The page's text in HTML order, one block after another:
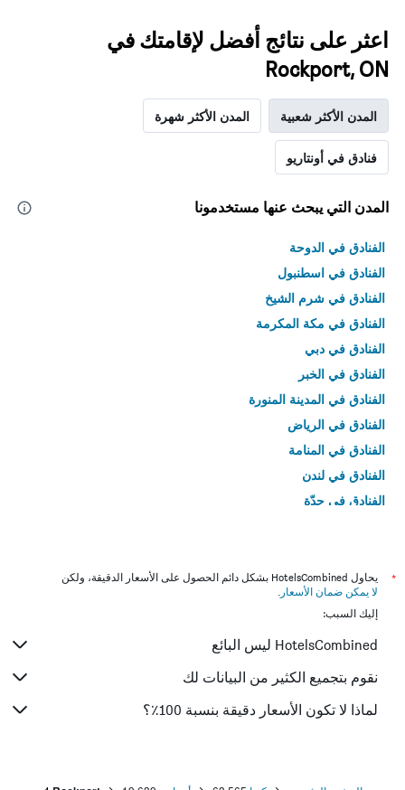
اعثر على نتائج أفضل لإقامتك في
Rockport, ON
المدن الأكثر شعبية المدن الأكثر شهرة
فنادق في أونتاريو
المدن التي يبحث عنها مستخدمونا
الفنادق في الدوحة
الفنادق في اسطنبول
الفنادق في شرم الشيخ
الفنادق في مكة المكرمة
الفنادق في دبي
الفنادق في الخبر
الفنادق في المدينة المنورة
الفنادق في الرياض
الفنادق في المنامة
الفنادق في لندن
الفنادق في جدّة
*
يحاول HotelsCombined بشكل دائم الحصول على الأسعار الدقيقة، ولكن
لا يمكن ضمان الأسعار .
إليك السبب:
HotelsCombined ليس البائع
نقوم بتجميع الكثير من البيانات لك
لماذا لا تكون الأسعار دقيقة بنسبة 100٪؟